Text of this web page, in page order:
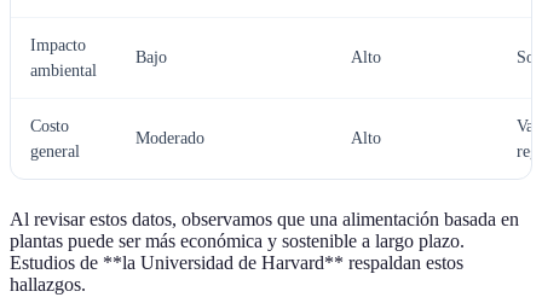
Impacto
ambiental
Bajo Alto
Costo
general
Moderado Alto
Al revisar estos datos, observamos que una alimentación basada en
plantas puede ser más económica y sostenible a largo plazo.
Estudios de **la Universidad de Harvard** respaldan estos
hallazgos.